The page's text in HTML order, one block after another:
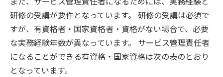
研修の受講が要件となっています。 研修の受講は必須で
すが、有資格者・国家資格者・資格がない場合で、必要
な実務経験年数が異なっています。 サービス管理責任者
になることができる有資格・国家資格は次の表のとおり
となっています。